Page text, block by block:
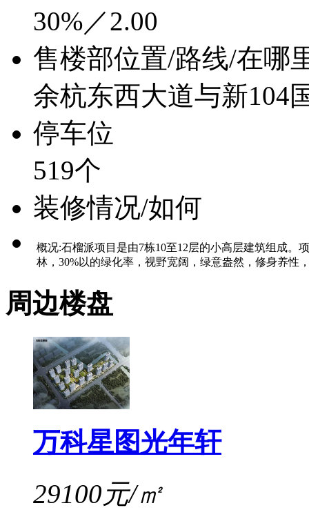
30%／2.00
售楼部位置/路线/在哪
余杭东西大道与新104
停车位
519个
装修情况/如何
概况:石榴派项目是由7栋10至12层的小高层建筑组成
林，30%以的绿化率，视野宽阔，绿意盎然，修身养性
周边楼盘
万科星图光年轩
29100元/㎡